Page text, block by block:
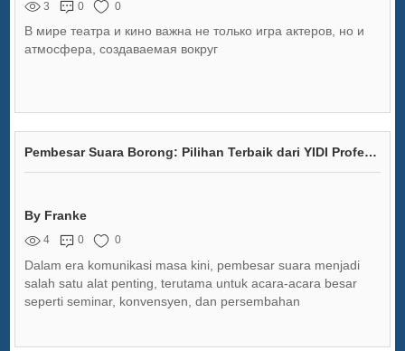
3 0 0
В мире театра и кино важна не только игра актеров, но и
атмосфера, создаваемая вокруг
Pembesar Suara Borong: Pilihan Terbaik dari YIDI Professional Speaker
By Franke
4 0 0
Dalam era komunikasi masa kini, pembesar suara menjadi
salah satu alat penting, terutama untuk acara-acara besar
seperti seminar, konvensyen, dan persembahan